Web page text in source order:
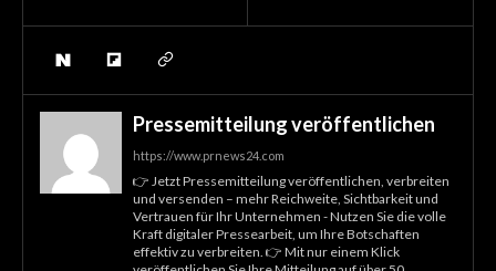
Pressemitteilung veröffentlichen
https://www.prnews24.com
👉 Jetzt Pressemitteilung veröffentlichen, verbreiten
und versenden – mehr Reichweite, Sichtbarkeit und
Vertrauen für Ihr Unternehmen - Nutzen Sie die volle
Kraft digitaler Pressearbeit, um Ihre Botschaften
effektiv zu verbreiten. 👉 Mit nur einem Klick